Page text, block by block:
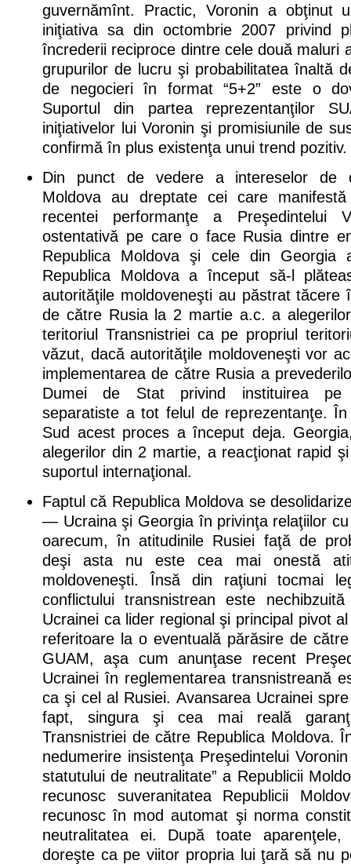
guvernămînt. Practic, Voronin a obţinut
iniţiativa sa din octombrie 2007 privind
încrederii reciproce dintre cele două maluri
grupurilor de lucru şi probabilitatea înaltă
de negocieri în format “5+2” este o
Suportul din partea reprezentanţilor
iniţiativelor lui Voronin şi promisiunile de
confirmă în plus existenţa unui trend pozitiv.
Din punct de vedere a intereselor de
Moldova au dreptate cei care
recentei performanţe a Preşedintelui
ostentativă pe care o face Rusia dintre
Republica Moldova şi cele din
Republica Moldova a început să-l
autorităţile moldoveneşti au păstrat tăcere
de către Rusia la 2 martie a.c. a
teritoriul Transnistriei ca pe propriul
văzut, dacă autorităţile moldoveneşti vor
implementarea de către Rusia a
Dumei de Stat privind instituirea pe
separatiste a tot felul de reprezentanţe.
Sud acest proces a început deja.
alegerilor din 2 martie, a reacţionat rapid
suportul internaţional.
Faptul că Republica Moldova se
— Ucraina şi Georgia în privinţa relaţiilor
oarecum, în atitudinile Rusiei faţă de
deşi asta nu este cea mai onestă
moldoveneşti. Însă din raţiuni tocmai
conflictului transnistrean este
Ucrainei ca lider regional şi principal pivot
referitoare la o eventuală părăsire de
GUAM, aşa cum anunţase recent
Ucrainei în reglementarea transnistreană
ca şi cel al Rusiei. Avansarea Ucrainei
fapt, singura şi cea mai reală
Transnistriei de către Republica Moldova.
nedumerire insistenţa Preşedintelui
statutului de neutralitate” a Republicii
recunosc suveranitatea Republicii
recunosc în mod automat şi norma
neutralitatea ei. După toate aparenţele,
doreşte ca pe viitor propria lui ţară să nu